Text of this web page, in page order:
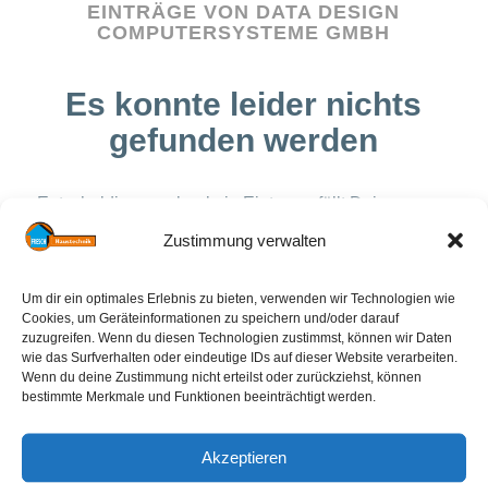
Zustimmung verwalten
Um dir ein optimales Erlebnis zu bieten, verwenden wir Technologien wie
Cookies, um Geräteinformationen zu speichern und/oder darauf
zuzugreifen. Wenn du diesen Technologien zustimmst, können wir Daten
wie das Surfverhalten oder eindeutige IDs auf dieser Website verarbeiten.
Wenn du deine Zustimmung nicht erteilst oder zurückziehst, können
bestimmte Merkmale und Funktionen beeinträchtigt werden.
Akzeptieren
EINTRÄGE VON DATA DESIGN
COMPUTERSYSTEME GMBH
Es konnte leider nichts
gefunden werden
Entschuldigung, aber kein Eintrag erfüllt Deine
Suchkriterien
Kontakt
Fresch Haustechnik
Am Zingel 8 a